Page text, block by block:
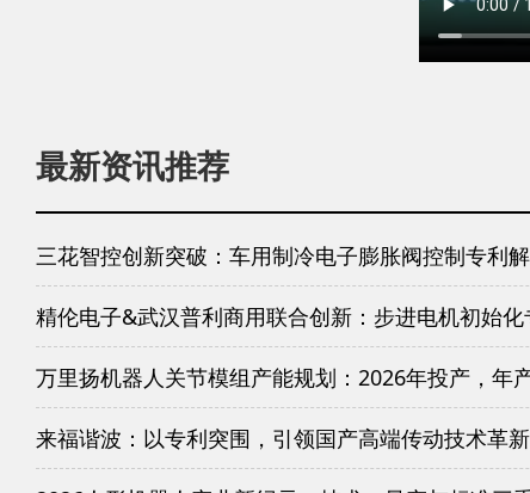
最新资讯推荐
三花智控创新突破：车用制冷电子膨胀阀控制专利
精伦电子&武汉普利商用联合创新：步进电机初始
万里扬机器人关节模组产能规划：2026年投产，年
来福谐波：以专利突围，引领国产高端传动技术革新